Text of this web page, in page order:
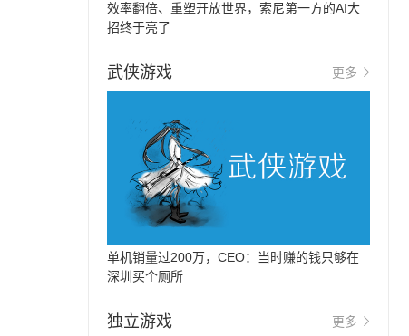
效率翻倍、重塑开放世界，索尼第一方的AI大
招终于亮了
武侠游戏 更多
单机销量过200万，CEO：当时赚的钱只够在
深圳买个厕所
独立游戏 更多